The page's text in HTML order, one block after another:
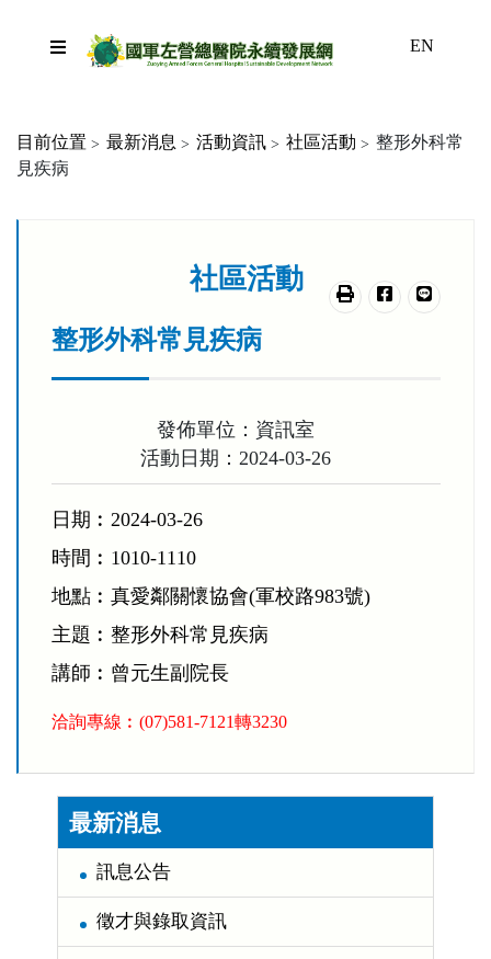
EN
目前位置 最新消息 活動資訊 社區活動
整形外科常
見疾病
:::
最新消息
訊息公告
徵才與錄取資訊
社區活動
整形外科常見疾病
發佈單位：資訊室
活動日期：2024-03-26
日期︰2024-03-26
時間︰1010-1110
地點︰真愛鄰關懷協會(軍校路983號)
主題︰整形外科常見疾病
講師︰曾元生副院長
洽詢專線︰(07)581-7121轉3230